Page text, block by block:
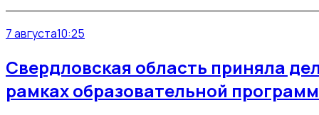
7 августа10:25
Свердловская область приняла
рамках образовательной